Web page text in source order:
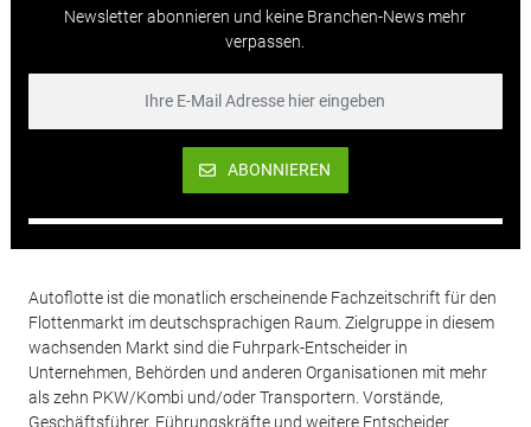
Newsletter abonnieren und keine Branchen-News mehr
verpassen.
ABONNIEREN
Autoflotte ist die monatlich erscheinende Fachzeitschrift für den
Flottenmarkt im deutschsprachigen Raum. Zielgruppe in diesem
wachsenden Markt sind die Fuhrpark-Entscheider in
Unternehmen, Behörden und anderen Organisationen mit mehr
als zehn PKW/Kombi und/oder Transportern. Vorstände,
Geschäftsführer, Führungskräfte und weitere Entscheider